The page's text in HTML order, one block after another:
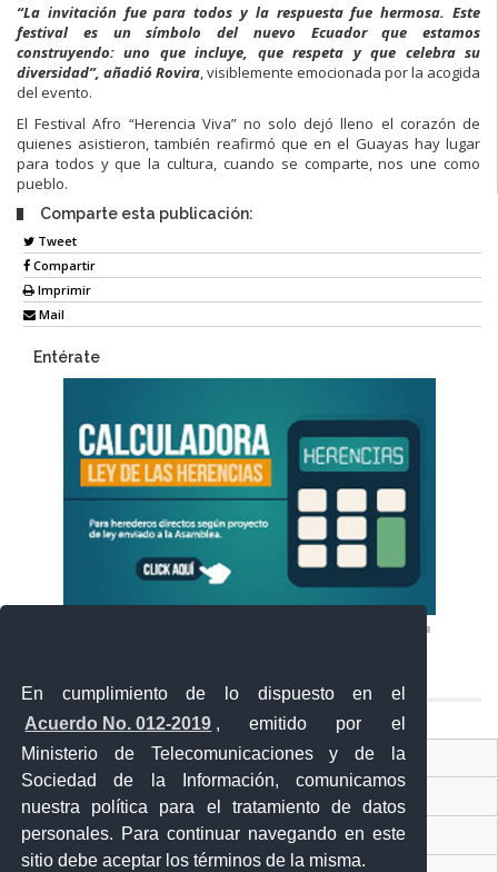
En cumplimiento de lo dispuesto en el
Acuerdo No. 012-2019 , emitido por el
Ministerio de Telecomunicaciones y de la
Sociedad de la Información, comunicamos
nuestra política para el tratamiento de datos
personales. Para continuar navegando en este
sitio debe aceptar los términos de la misma.
“La invitación fue para todos y la respuesta fue hermosa. Este
festival es un símbolo del nuevo Ecuador que estamos
construyendo: uno que incluye, que respeta y que celebra su
diversidad”, añadió Rovira, visiblemente emocionada por la acogida
del evento.
El Festival Afro “Herencia Viva” no solo dejó lleno el corazón de
quienes asistieron, también reafirmó que en el Guayas hay lugar
para todos y que la cultura, cuando se comparte, nos une como
pueblo.
Comparte esta publicación:
Tweet
Compartir
Imprimir
Mail
Entérate
Ventanilla Única Virtual
Ventanilla Única de Comercio Exterior
Gobierno Abierto